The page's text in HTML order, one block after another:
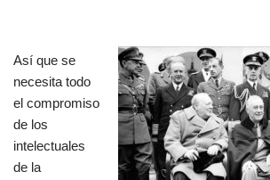
Así que se
necesita todo
el compromiso
de los
intelectuales
de la